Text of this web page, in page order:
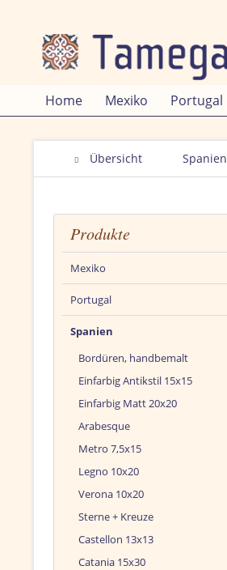
Home Mexiko Portugal
Übersicht Spanien
Produkte
Mexiko
Portugal
Spanien
Bordüren, handbemalt
Einfarbig Antikstil 15x15
Einfarbig Matt 20x20
Arabesque
Metro 7,5x15
Legno 10x20
Verona 10x20
Sterne + Kreuze
Castellon 13x13
Catania 15x30